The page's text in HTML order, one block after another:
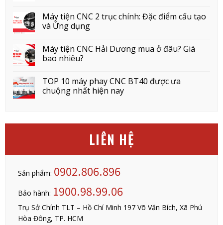
Máy tiện CNC 2 trục chính: Đặc điểm cấu tạo
và Ứng dụng
Máy tiện CNC Hải Dương mua ở đâu? Giá
bao nhiêu?
TOP 10 máy phay CNC BT40 được ưa
chuộng nhất hiện nay
LIÊN HỆ
Sản phẩm: 0902.806.896
Bảo hành: 1900.98.99.06
Trụ Sở Chính TLT – Hồ Chí Minh 197 Võ Văn Bích, Xã Phú
Hòa Đông, TP. HCM